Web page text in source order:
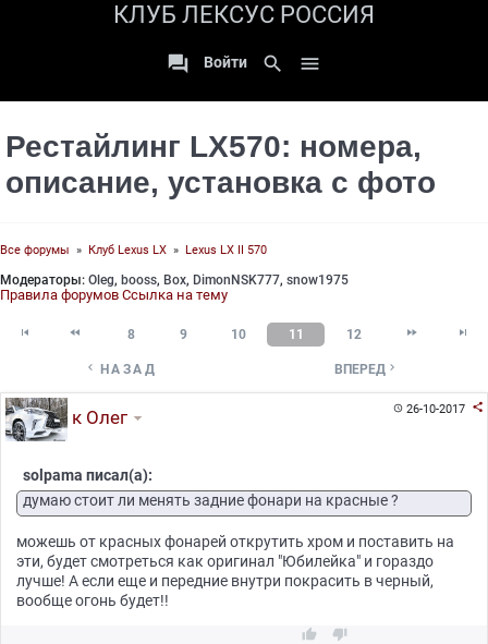
КЛУБ ЛЕКСУС РОССИЯ
 Войти search 
Рестайлинг LX570: номера,
описание, установка с фото
Все форумы » Клуб Lexus LX » Lexus LX II 570
Модераторы: Oleg, booss, Box, DimonNSK777, snow1975
Правила форумов Ссылка на тему
  8 9 10 11 12  
 НАЗАД ВПЕРЕД 
26-10-2017 
к Олег
solpama писал(а):
думаю стоит ли менять задние фонари на красные ?
можешь от красных фонарей открутить хром и поставить на
эти, будет смотреться как оригинал "Юбилейка" и гораздо
лучше! А если еще и передние внутри покрасить в черный,
вообще огонь будет!!
 